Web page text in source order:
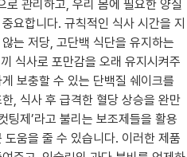
로 관리하고, 우리 몸에 필요한 양질
요합니다. 규칙적인 식사 시간을 지
는 저당, 고단백 식단을 유지하는
식사로 포만감을 오래 유지시켜주
보충할 수 있는 단백질 쉐이크를
, 식사 후 급격한 혈당 상승을 완만
팅제’라고 불리는 보조제들을 활용
움을 줄 수 있습니다. 이러한 제품